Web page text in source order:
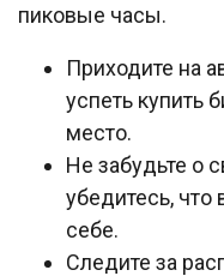
пиковые часы.
Приходите на
успеть купить
место.
Не забудьте о
убедитесь, что
себе.
Следите за